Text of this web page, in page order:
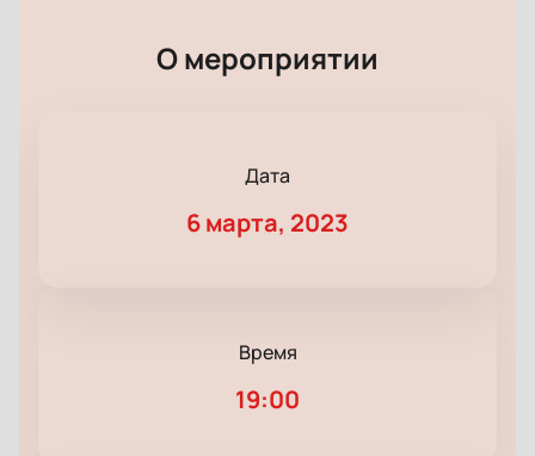
О мероприятии
Дата
6 марта, 2023
Время
19:00